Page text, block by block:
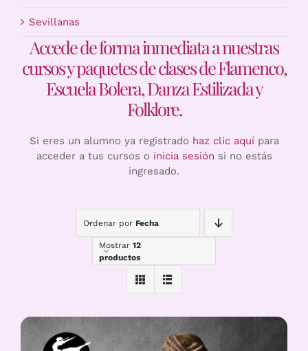
Sevillanas
Accede de forma inmediata a nuestras
cursos y paquetes de clases de Flamenco,
Escuela Bolera, Danza Estilizada y
Folklore.
Si eres un alumno ya registrado haz clic aquípara
acceder a tus cursos o inicia sesión si no estás
ingresado.
Ordenar por Fecha
Mostrar 12
productos